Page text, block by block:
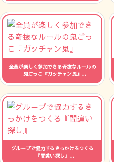
全員が楽しく参加できる奇抜なルールの
鬼ごっこ『ガッチャン鬼』
グループで協力するきっかけをつくる
『間違い探し』